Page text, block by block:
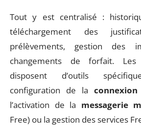
Tout y est centralisé :
téléchargement des
prélèvements, gestion des
changements de forfait. Les
disposent d’outils
configuration de la
l’activation de la messagerie
Free) ou la gestion des services